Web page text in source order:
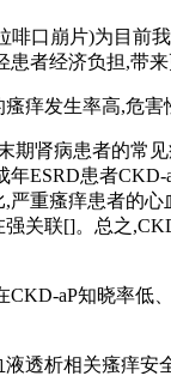
崩片)为目前我
患者经济负担,带
痒发生率高,危害
肾病患者的常见
ESRD患者CKD-
严重瘙痒患者的
关联[]。总之
aP知晓率低、
透析相关瘙痒安